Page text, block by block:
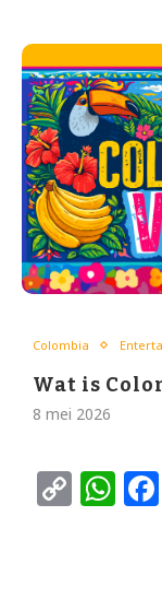
Colombia
Wat is
8 mei 2026
Copy